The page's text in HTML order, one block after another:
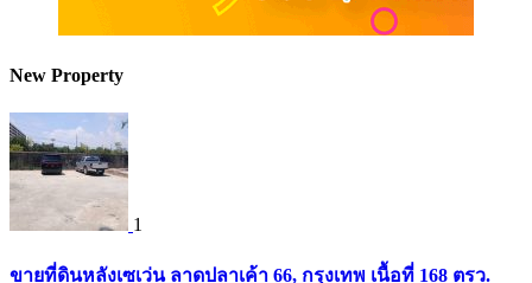
New Property
1
ขายที่ดินหลังเซเว่น ลาดปลาเค้า 66, กรุงเทพ เนื้อที่ 168 ตรว.